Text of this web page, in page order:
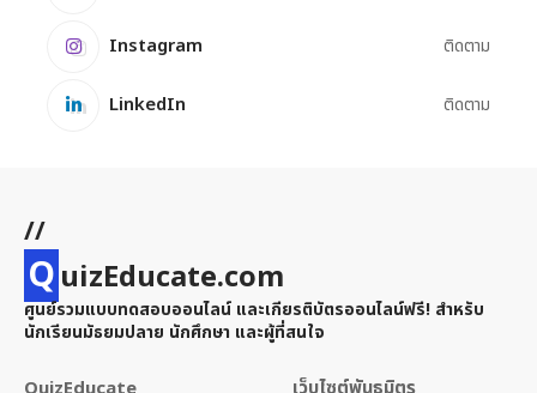
Instagram ติดตาม
LinkedIn ติดตาม
//
QuizEducate.com
ศูนย์รวมแบบทดสอบออนไลน์ และเกียรติบัตรออนไลน์ฟรี! สำหรับ
นักเรียนมัธยมปลาย นักศึกษา และผู้ที่สนใจ